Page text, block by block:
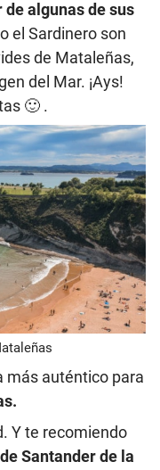
algunas de sus
el Sardinero son
de Mataleñas,
del Mar. ¡Ays!
🙂 .
más auténtico para
Y te recomiendo
Santander de la